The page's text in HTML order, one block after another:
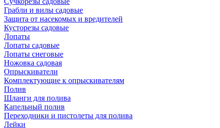
Грабли и вилы садовые
Защита от насекомых и вредителей
Кусторезы садовые
Лопаты
Лопаты садовые
Лопаты снеговые
Ножовка садовая
Опрыскиватели
Комплектующие к опрыскивателям
Полив
Шланги для полива
Капельный полив
Переходники и пистолеты для полива
Лейки